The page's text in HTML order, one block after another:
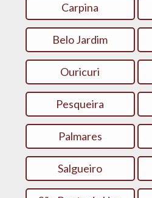
Carpina
Belo Jardim
Ouricuri
Pesqueira
Palmares
Salgueiro